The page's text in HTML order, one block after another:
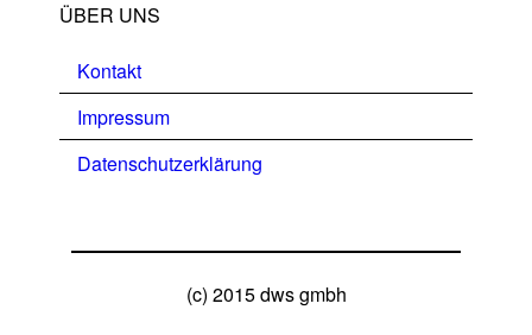
ÜBER UNS
Kontakt
Impressum
Datenschutzerklärung
(c) 2015 dws gmbh